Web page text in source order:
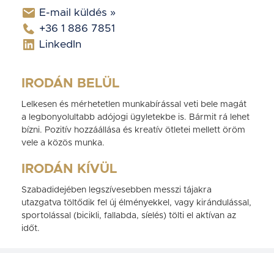
E-mail küldés »
+36 1 886 7851
LinkedIn
IRODÁN BELÜL
Lelkesen és mérhetetlen munkabírással veti bele magát
a legbonyolultabb adójogi ügyletekbe is. Bármit rá lehet
bízni. Pozitív hozzáállása és kreatív ötletei mellett öröm
vele a közös munka.
IRODÁN KÍVÜL
Szabadidejében legszívesebben messzi tájakra
utazgatva töltődik fel új élményekkel, vagy kirándulással,
sportolással (bicikli, fallabda, síelés) tölti el aktívan az
időt.